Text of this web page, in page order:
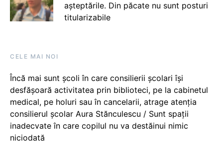
așteptările. Din păcate nu sunt posturi
titularizabile
CELE MAI NOI
Încă mai sunt școli în care consilierii școlari își
desfășoară activitatea prin biblioteci, pe la cabinetul
medical, pe holuri sau în cancelarii, atrage atenția
consilierul școlar Aura Stănculescu / Sunt spații
inadecvate în care copilul nu va destăinui nimic
niciodată